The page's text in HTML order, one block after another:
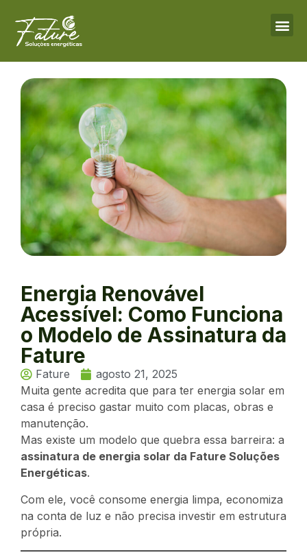
Energia Renovável
Acessível: Como Funciona
o Modelo de Assinatura da
Fature
Fature
agosto 21, 2025
Muita gente acredita que para ter energia solar em
casa é preciso gastar muito com placas, obras e
manutenção.
Mas existe um modelo que quebra essa barreira: a
assinatura de energia solar da Fature Soluções
Energéticas.
Com ele, você consome energia limpa, economiza
na conta de luz e não precisa investir em estrutura
própria.